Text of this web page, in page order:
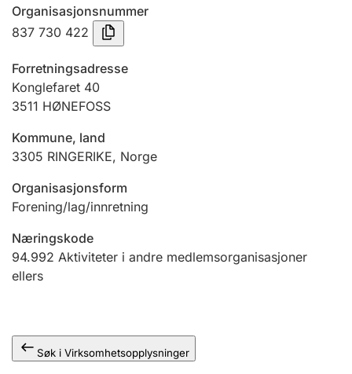
Tinglysing
Jeger
Betaling og jegeravgiftskort
Ektepaktveileder
Offentlig sektor
Andre tema
Organisasjonsnummer
837 730 422
Forretningsadresse
Konglefaret 40
3511 HØNEFOSS
Kommune, land
3305 RINGERIKE, Norge
Organisasjonsform
Forening/lag/innretning
Næringskode
94.992 Aktiviteter i andre medlemsorganisasjoner
ellers
Søk i Virksomhetsopplysninger